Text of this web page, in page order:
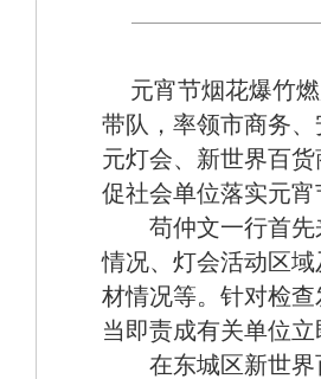
元宵节烟花爆竹燃
带队，率领市商务
元灯会、新世界百
促社会单位落实元
苟仲文一行首先
情况、灯会活动区
材情况等。针对检
当即责成有关单位
在东城区新世界